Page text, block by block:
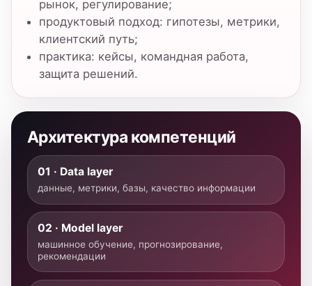
01 · Data layer
данные, метрики, базы, качество информации
02 · Model layer
машинное обучение, прогнозирование,
платежи, банковские процессы, рынок и
регулирование
04 · Product layer
цифровой сервис, пользовательский путь,